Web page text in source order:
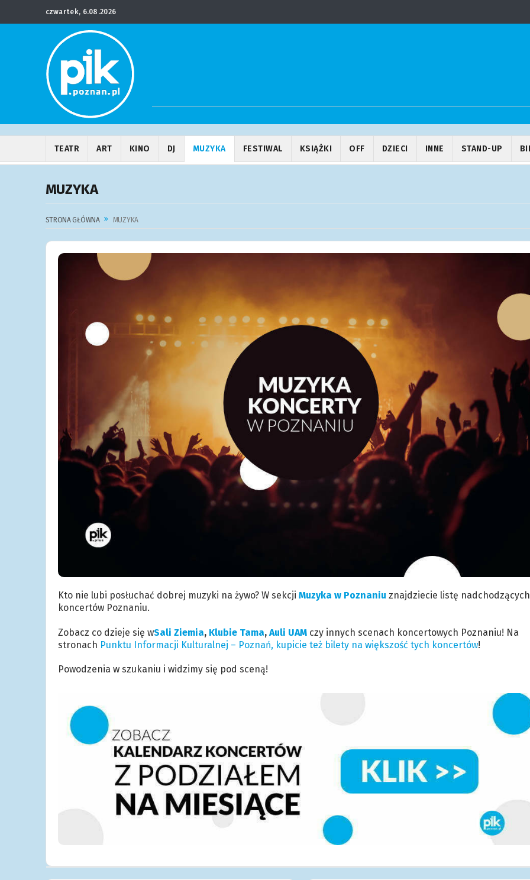
czwartek, 6.08.2026
TEATR ART KINO DJ MUZYKA FESTIWAL KSIĄŻKI OFF DZIECI INNE STAND-UP
MUZYKA
STRONA GŁÓWNA MUZYKA
Kto nie lubi posłuchać dobrej muzyki na żywo? W sekcji Muzyka w Poznaniu znajdziecie listę nadchodzących
koncertów Poznaniu.
Zobacz co dzieje się wSali Ziemia, Klubie Tama, Auli UAMczy innych scenach koncertowych Poznaniu! Na
stronach Punktu Informacji Kulturalnej – Poznań, kupicie też bilety na większość tych koncertów!
Powodzenia w szukaniu i widzimy się pod sceną!